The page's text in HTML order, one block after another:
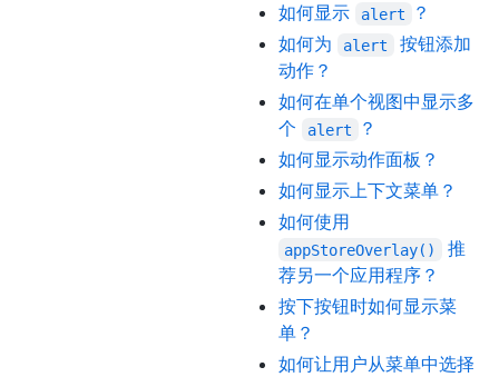
如何显示
alert
？
如何为
alert
按钮添加
动作？
如何在单个视图中显示多
个
alert
？
如何显示动作面板？
如何显示上下文菜单？
如何使用
appStoreOverlay()
推
荐另一个应用程序？
按下按钮时如何显示菜
单？
如何让用户从菜单中选择